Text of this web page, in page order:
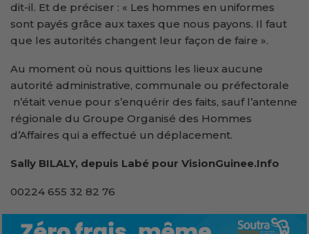
dit-il. Et de préciser : « Les hommes en uniformes
sont payés grâce aux taxes que nous payons. Il faut
que les autorités changent leur façon de faire ».
Au moment où nous quittions les lieux aucune
autorité administrative, communale ou préfectorale
n’était venue pour s’enquérir des faits, sauf l’antenne
régionale du Groupe Organisé des Hommes
d’Affaires qui a effectué un déplacement.
Sally BILALY, depuis Labé pour VisionGuinee.Info
00224 655 32 82 76